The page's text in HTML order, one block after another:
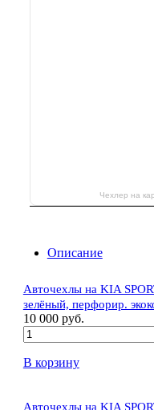
Чехлер на
Описание
Авточехлы на KIA
зелёный, перфорир.
10 000 руб.
В корзину
Авточехлы на KIA